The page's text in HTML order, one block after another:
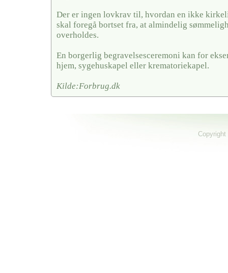
Der er ingen lovkrav til, hvordan en ikke
skal foregå bortset fra, at almindelig
overholdes.
En borgerlig begravelsesceremoni kan for
hjem, sygehuskapel eller krematoriekapel.
Kilde:Forbrug.dk